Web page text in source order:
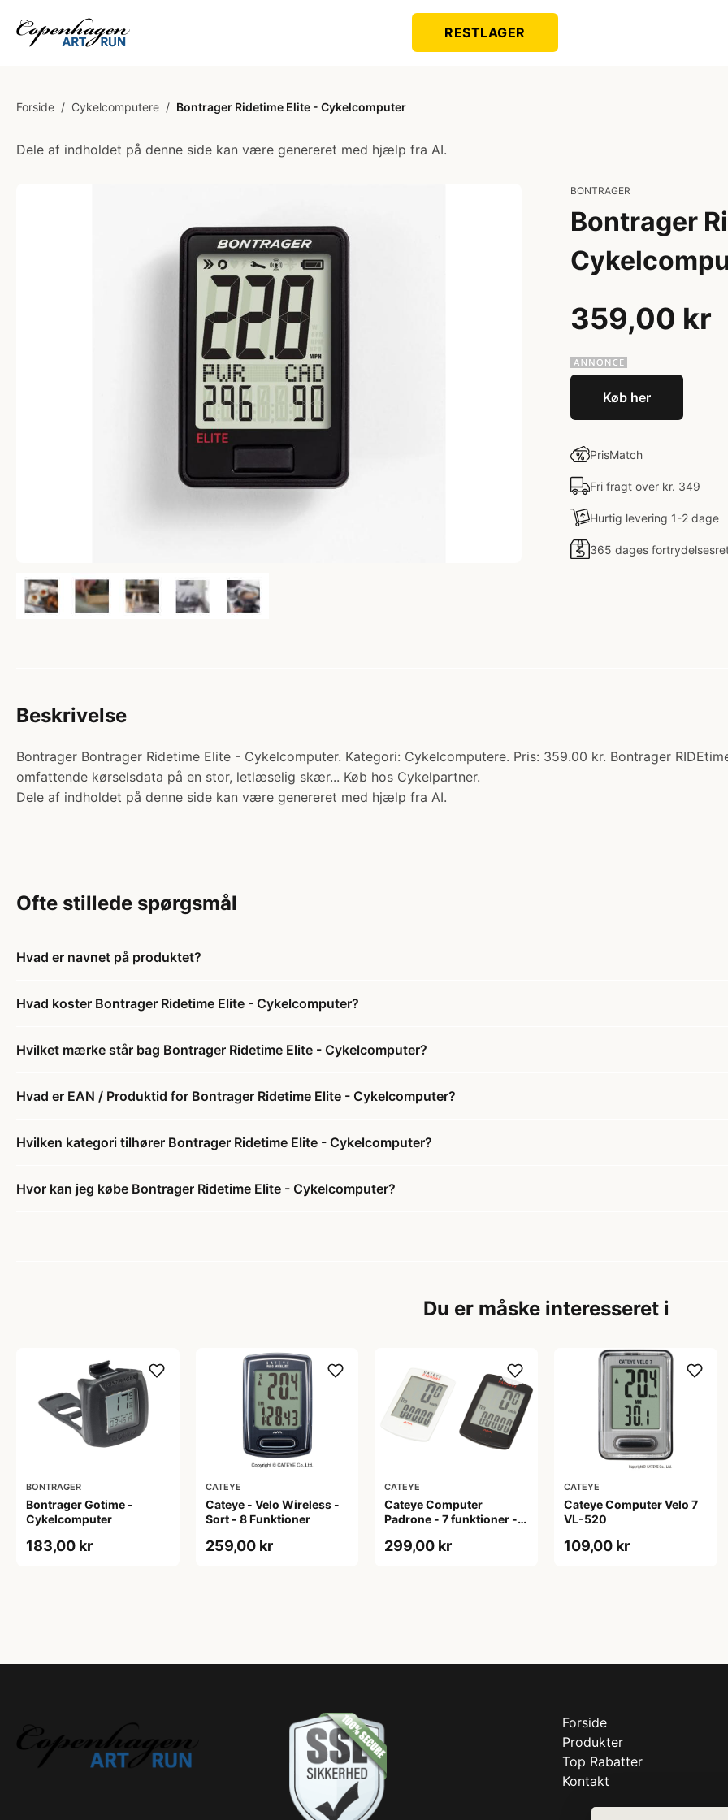
RESTLAGER
Forside / Cykelcomputere / Bontrager Ridetime Elite - Cykelcomputer
Dele af indholdet på denne side kan være genereret med hjælp fra AI.
BONTRAGER
Bontrager
359,00 kr
Køb her
PrisMatch
Fri fragt over kr. 349
Hurtig levering 1-2 dage
365 dages
Beskrivelse
Bontrager Bontrager Ridetime Elite - Cykelcomputer. Kategori: Cykelcomputere. Pris: 359.00 kr. Bontrager
omfattende kørselsdata på en stor, letlæselig skær... Køb hos Cykelpartner.
Dele af indholdet på denne side kan være genereret med hjælp fra AI.
Ofte stillede spørgsmål
Hvad er navnet på produktet?
Hvad koster Bontrager Ridetime Elite - Cykelcomputer?
Hvilket mærke står bag Bontrager Ridetime Elite - Cykelcomputer?
Hvad er EAN / Produktid for Bontrager Ridetime Elite - Cykelcomputer?
Hvilken kategori tilhører Bontrager Ridetime Elite - Cykelcomputer?
Hvor kan jeg købe Bontrager Ridetime Elite - Cykelcomputer?
Du er måske interesseret i
BONTRAGER
Bontrager Gotime -
Cykelcomputer
183,00 kr
CATEYE
Cateye - Velo Wireless -
Sort - 8 Funktioner
259,00 kr
CATEYE
Cateye Computer
Padrone - 7 funktioner -
- Trådløs CC-PA100W
299,00 kr
CATEYE
Cateye Computer Velo 7
VL-520
109,00 kr
Forside
Produkter
Top Rabatter
Kontakt